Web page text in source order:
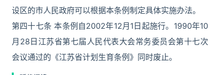
设区的市人民政府可以根据本条例制定具体实施办法。
第四十七条 本条例自2002年12月1日起施行。1990年10
月28日江苏省第七届人民代表大会常务委员会第十七次
会议通过的《江苏省计划生育条例》同时废止。